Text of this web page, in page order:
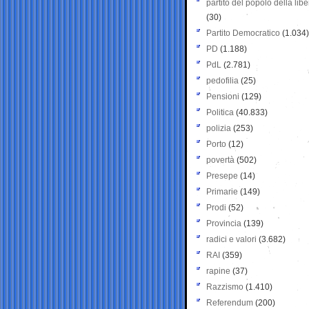
partito del popolo della
(30)
Partito Democratico (1.034)
PD (1.188)
PdL (2.781)
pedofilia (25)
Pensioni (129)
Politica (40.833)
polizia (253)
Porto (12)
povertà (502)
Presepe (14)
Primarie (149)
Prodi (52)
Provincia (139)
radici e valori (3.682)
RAI (359)
rapine (37)
Razzismo (1.410)
Referendum (200)